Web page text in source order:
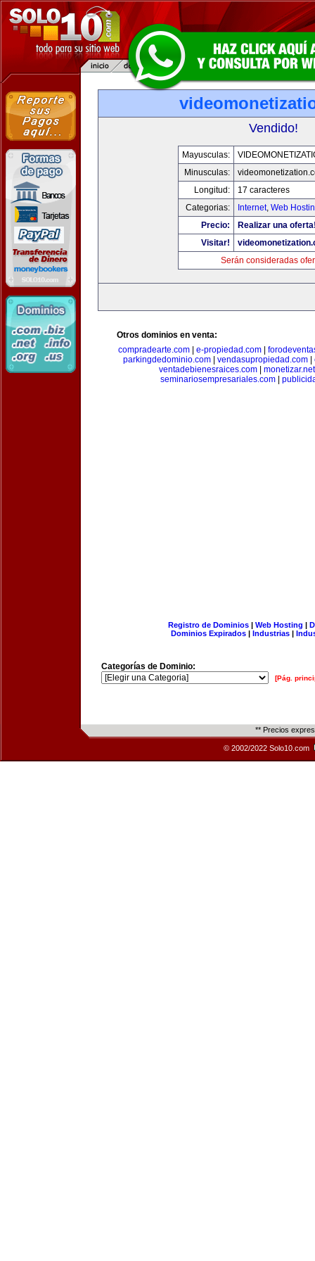
Vendido!
Mayusculas:
Minusculas:
Longitud:
17 caracteres
Categorias:
Internet, Web
Precio:
Realizar una
Visitar!
Serán consideradas
Otros dominios en venta:
compradearte.com
e-propiedad.com
parkingdedominio.com| vendasupropiedad.com|
ventadebienesraices.com
monetizar.net
seminariosempresariales.com
Registro de Dominios| Web Hosting |
Dominios Expirados | Industrias |
Categorías de Dominio:
[Pág.
** Precios
© 2002/2022 Solo10.com